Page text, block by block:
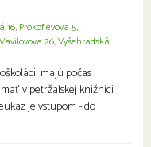
16, Prokofievova 5,
Vavilovova 26,Vyšehradská
majú počas
v petržalskej knižnici
je vstupom - do